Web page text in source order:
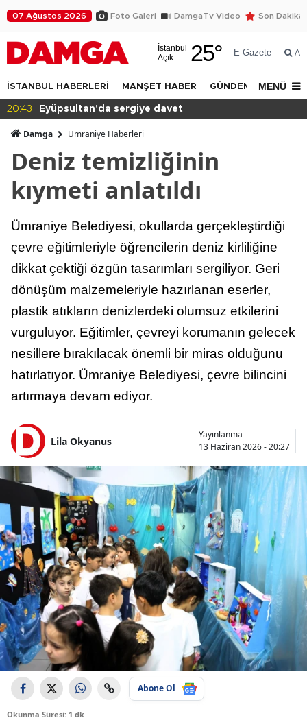
07 Ağustos 2026 Foto Galeri DamgaTv Video Son Dakika
İstanbul
Açık
25° E-Gazete Ara
İSTANBUL HABERLERİ MANŞET HABER GÜNDEM DÜNYA
MENÜ
20:43 Eyüpsultan'da sergiye davet
Damga Ümraniye Haberleri
Deniz temizliğinin
kıymeti anlatıldı
Ümraniye Belediyesi, okullarda gerçekleştirdiği
çevre eğitimleriyle öğrencilerin deniz kirliliğine
dikkat çektiği özgün tasarımları sergiliyor. Geri
dönüşüm malzemeleriyle hazırlanan eserler,
plastik atıkların denizlerdeki olumsuz etkilerini
vurguluyor. Eğitimler, çevreyi korumanın gelecek
nesillere bırakılacak önemli bir miras olduğunu
hatırlatıyor. Ümraniye Belediyesi, çevre bilincini
artırmaya devam ediyor.
Lila Okyanus
Yayınlanma
13 Haziran 2026 - 20:27
Abone Ol
Okunma Süresi: 1 dk